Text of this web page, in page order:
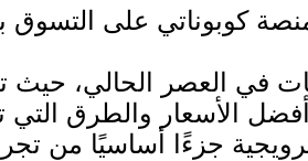
كوبوناتي على التسوق
العصر الحالي، حيث
الأسعار والطرق
جزءًا أساسيًا من